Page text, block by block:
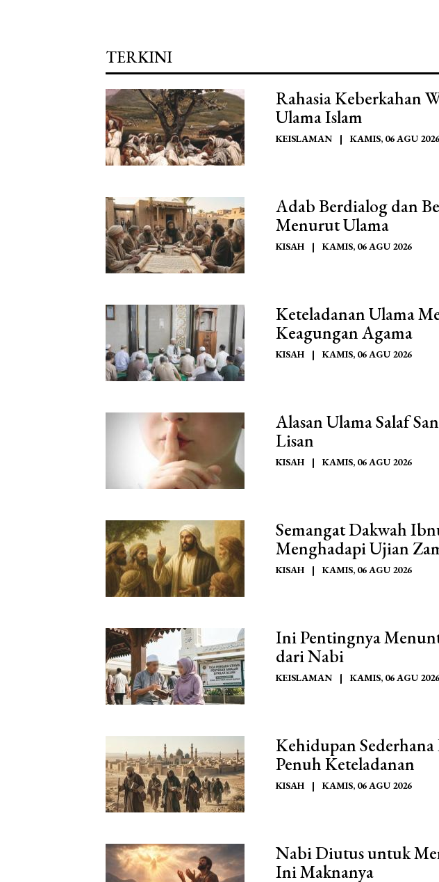
TERKINI
Rahasia Keberkahan
Ulama Islam
KEISLAMAN | KAMIS, 06 AGU 2026
Adab Berdialog dan
Menurut Ulama
KISAH | KAMIS, 06 AGU 2026
Keteladanan Ulama
Keagungan Agama
KISAH | KAMIS, 06 AGU 2026
Alasan Ulama Salaf
Lisan
KISAH | KAMIS, 06 AGU 2026
Semangat Dakwah
Menghadapi Ujian
KISAH | KAMIS, 06 AGU 2026
Ini Pentingnya
dari Nabi
KEISLAMAN | KAMIS, 06 AGU 2026
Kehidupan
Penuh Keteladanan
KISAH | KAMIS, 06 AGU 2026
Nabi Diutus untuk
Ini Maknanya